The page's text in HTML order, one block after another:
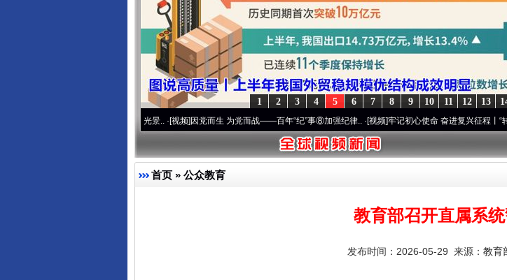
13
12
11
10
9
8
7
6
5
4
3
2
1
因党而生 为党而战——百年“纪”事⑧加强纪律..·[视频]牢记初心使命 奋进复兴征程丨“转折之城”激
首页 » 公众教育
教育部召开直属系
发布时间：2026-05-29 来源： 教育